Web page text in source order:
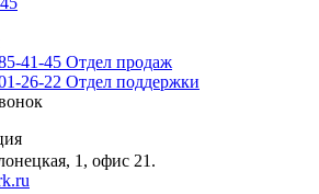
41-45 Отдел продаж
26-22 Отдел поддержки
1, офис 21.